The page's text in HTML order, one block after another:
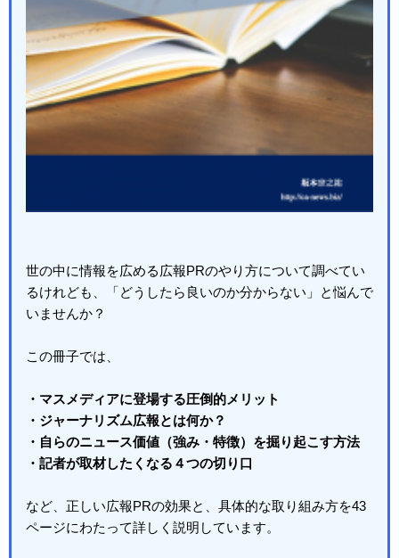
世の中に情報を広める広報PRのやり方について調べてい
るけれども、「どうしたら良いのか分からない」と悩んで
いませんか？
この冊子では、
・マスメディアに登場する圧倒的メリット
・ジャーナリズム広報とは何か？
・自らのニュース価値（強み・特徴）を掘り起こす方法
・記者が取材したくなる４つの切り口
など、正しい広報PRの効果と、具体的な取り組み方を43
ページにわたって詳しく説明しています。